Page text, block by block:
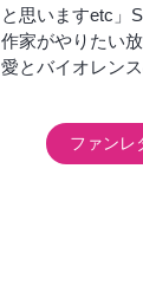
と思いますetc」
作家がやりたい
愛とバイオレン
ファンレ